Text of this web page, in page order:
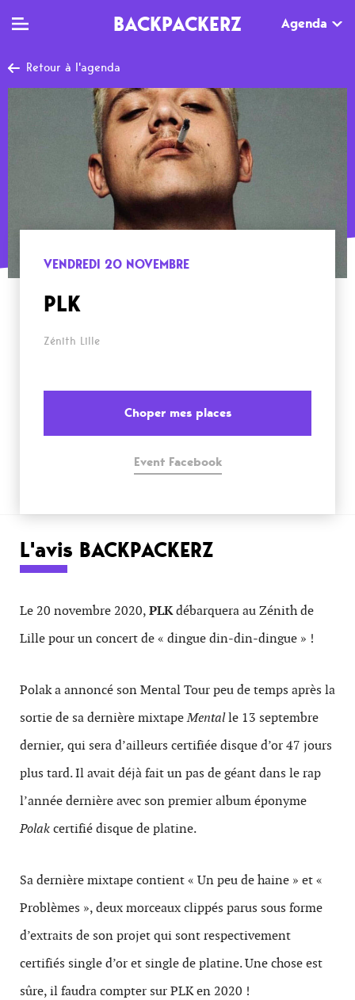
BACKPACKERZ Agenda
MAG
Dossiers
Tops
Interviews
Retour à l'agenda
VENDREDI 20 NOVEMBRE
PLK
Zénith Lille
Choper mes places
Event Facebook
L'avis BACKPACKERZ
Le 20 novembre 2020,PLKdébarquera au Zénith de
Lille pour un concert de « dingue din-din-dingue » !
Polak a annoncé son Mental Tour peu de temps après la
sortie de sa dernière mixtapeMentalle 13 septembre
dernier, qui sera d’ailleurs certifiée disque d’or 47 jours
plus tard. Il avait déjà fait un pas de géant dans le rap
l’année dernière avec son premier album éponyme
Polakcertifié disque de platine.
Sa dernière mixtape contient « Un peu de haine » et «
Problèmes », deux morceaux clippés parus sous forme
d’extraits de son projet qui sont respectivement
certifiés single d’or et single de platine.Une chose est
sûre, il faudra compter sur PLK en 2020 !